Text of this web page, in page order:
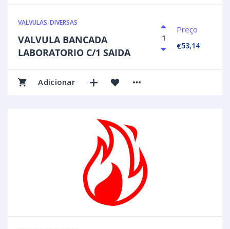
VALVULAS-DIVERSAS
VALVULA BANCADA
LABORATORIO C/1 SAIDA
Preço
€53,14
Adicionar